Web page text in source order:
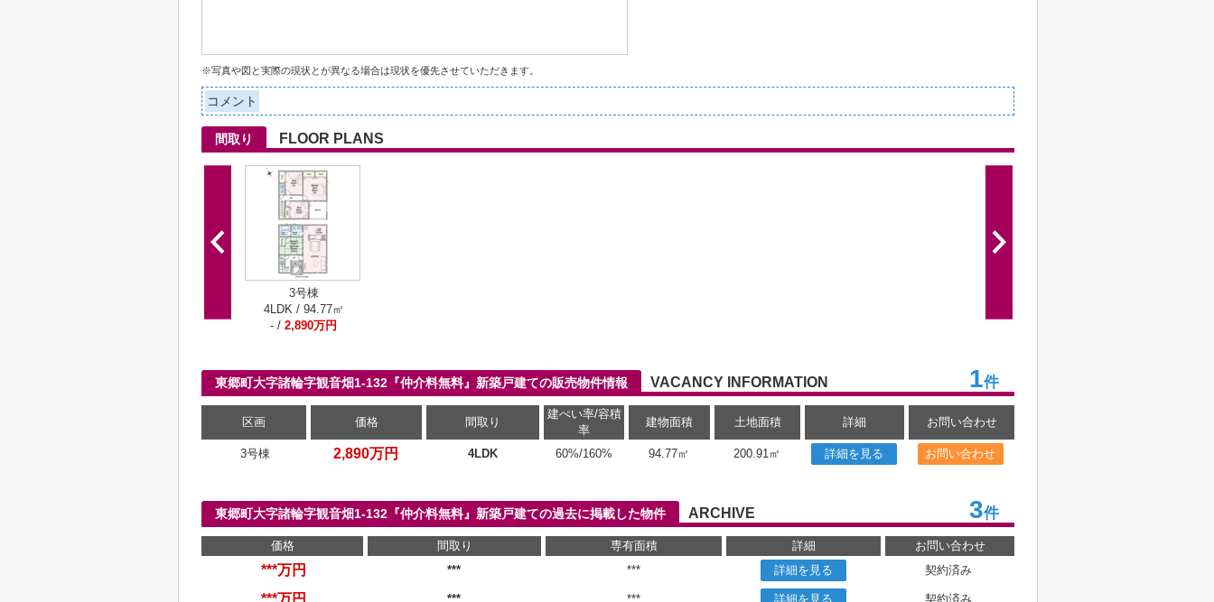
※写真や図と実際の現状とが異なる場合は現状を優先させていただきます。
コメント
間取り FLOOR PLANS
3号棟
4LDK / 94.77㎡
- / 2,890万円
東郷町大字諸輪字観音畑1-132『仲介料無料』新築戸建ての販売物件情報 VACANCY INFORMATION 1件
区画 価格 間取り
建ぺい率/容積
率
建物面積 土地面積 詳細 お問い合わせ
3号棟 2,890万円 4LDK 60%/160% 94.77㎡ 200.91㎡ 詳細を見る お問い合わせ
東郷町大字諸輪字観音畑1-132『仲介料無料』新築戸建ての過去に掲載した物件 ARCHIVE 3件
価格 間取り 専有面積 詳細 お問い合わせ
***万円 *** *** 詳細を見る 契約済み
***万円 *** *** 詳細を見る 契約済み